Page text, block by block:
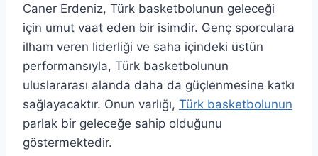
Caner Erdeniz, Türk basketbolunun geleceği
için umut vaat eden bir isimdir. Genç sporculara
ilham veren liderliği ve saha içindeki üstün
performansıyla, Türk basketbolunun
uluslararası alanda daha da güçlenmesine katkı
sağlayacaktır. Onun varlığı, Türk basketbolunun
parlak bir geleceğe sahip olduğunu
göstermektedir.